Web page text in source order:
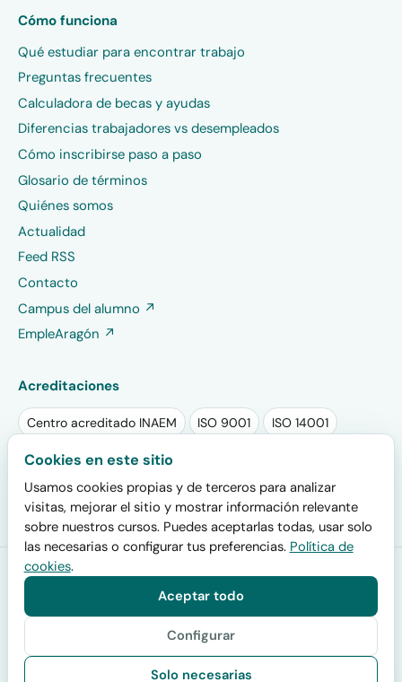
Cómo funciona
Qué estudiar para encontrar trabajo
Preguntas frecuentes
Calculadora de becas y ayudas
Diferencias trabajadores vs desempleados
Cómo inscribirse paso a paso
Glosario de términos
Quiénes somos
Actualidad
Feed RSS
Contacto
Campus del alumno ↗
EmpleAragón ↗
Acreditaciones
Centro acreditado INAEM ISO 9001 ISO 14001
Sello RSA PLUS 2025 Sello EFR
Plan de igualdad registrado
Formación San Miguel· Centro acreditado por el INAEM (código
de centro colaborador 200000019) y por el SEPE para impartir
certificados de profesionalidad oficiales · Calle San Juan de la
Cruz 30, 50006 Zaragoza · Desde 2001.
© 2026 Centro de Estudios San Miguel. Todos los derechos reservados.
Cookies en este sitio
Usamos cookies propias y de terceros para analizar
visitas, mejorar el sitio y mostrar información relevante
sobre nuestros cursos. Puedes aceptarlas todas, usar solo
las necesarias o configurar tus preferencias. Política de
cookies.
Solo necesarias
Configurar
Aceptar todo